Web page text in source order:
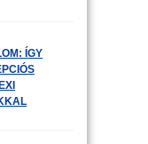
ÍGY